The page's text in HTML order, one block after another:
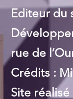
Editeur du
rue de
Crédits :
Site réalisé